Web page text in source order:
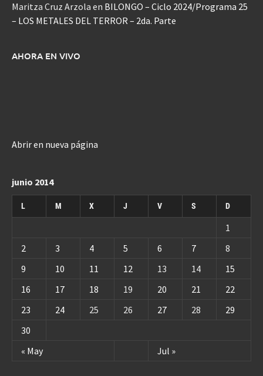
Maritza Cruz Arzola en BILONGO – Ciclo 2024/Programa 25
– LOS METALES DEL TERROR – 2da. Parte
AHORA EN VIVO
Abrir en nueva página
junio 2014
L M X J V S D
« May Jul »
1
2
3 4 5 6 7
8
9
10 11 12 13 14
15
16
17 18 19 20 21
22
23
24 25 26 27 28
29
30